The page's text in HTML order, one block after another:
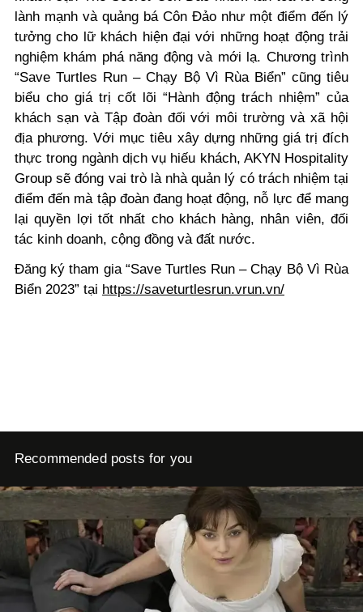
lành mạnh và quảng bá Côn Đảo như một điểm đến lý
tưởng cho lữ khách hiện đại với những hoạt động trải
nghiệm khám phá năng động và mới lạ. Chương trình
“Save Turtles Run – Chạy Bộ Vì Rùa Biển” cũng tiêu
biểu cho giá trị cốt lõi “Hành động trách nhiệm” của
khách sạn và Tập đoàn đối với môi trường và xã hội
địa phương. Với mục tiêu xây dựng những giá trị đích
thực trong ngành dịch vụ hiếu khách, AKYN Hospitality
Group sẽ đóng vai trò là nhà quản lý có trách nhiệm tại
điểm đến mà tập đoàn đang hoạt động, nỗ lực để mang
lại quyền lợi tốt nhất cho khách hàng, nhân viên, đối
tác kinh doanh, cộng đồng và đất nước.
Đăng ký tham gia “Save Turtles Run – Chạy Bộ Vì Rùa
Biển 2023” tại https://saveturtlesrun.vrun.vn/
Recommended posts for you